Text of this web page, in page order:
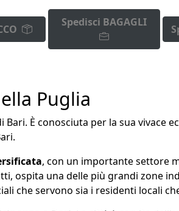
Spedisci BAGAGLI
Puglia
Bari. È conosciuta per la sua vivace
, con un importante settore
ospita una delle più grandi zone
che servono sia i residenti locali